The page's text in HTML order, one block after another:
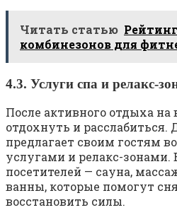
Читать статью
комбинезонов для
4.3. Услуги спа и релакс-
После активного отдыха на
отдохнуть и расслабиться.
предлагает своим гостям
услугами и релакс-зонами.
посетителей — сауна,
ванны, которые помогут
восстановить силы.